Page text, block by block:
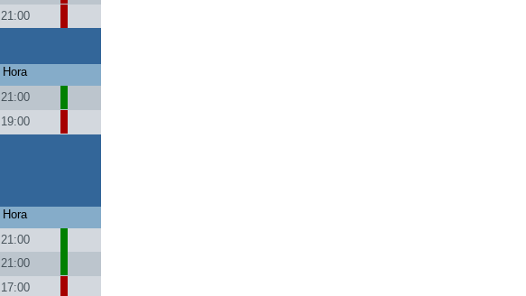
21:00
Hora
21:00
19:00
Hora
21:00
21:00
17:00